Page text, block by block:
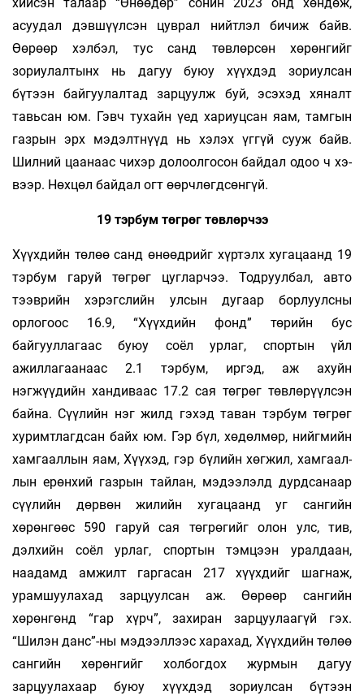
хийсэн талаар “Өнөөдөр” сонин 2023 онд хөндөж,
асуудал дэвшүүлсэн цуврал нийт­лэл бичиж байв.
Өөрөөр хэлбэл, тус санд төв­­лөр­­сөн хөрөнгийг
зориулалтынх нь дагуу буюу хүүхдэд зориулсан
бүтээн байгуулалтад зар­­цуулж буй, эсэхэд хяналт
тавьсан юм. Гэвч ту­­хайн үед хариуцсан яам, тамгын
газрын эрх мэдэлтнүүд нь хэлэх үггүй сууж байв.
Шилний цаа­­наас чихэр долоолгосон бай­­­­дал одоо ч хэ­
вээр. Нөхцөл байдал огт өөрч­­лөгд­­­сөнгүй.
19 тэрбум төгрөг төвлөрчээ
Хүүх­дийн тө­­­лөө санд өнөөдрийг хүртэлх хугацаанд 19
тэрбум гаруй төгрөг цуглар­чээ. Тод­­­руул­бал, авто
тээврийн хэрэгслийн ул­сын ду­­­­­­гаар бор­­луулсны
орлогоос 16.9, “Хүүхдийн фонд” тө­рийн бус
байгууллагаас буюу соёл ур­лаг, спортын үйл
ажиллагаанаас 2.1 тэрбум, ир­­­­­­гэд, аж ахуйн
нэгжүүдийн хандиваас 17.2 сая төг­­рөг төвлөрүүлсэн
байна. Сүүлийн нэг жилд гэ­­­­хэд таван тэрбум төгрөг
хуримтлагдсан байх юм. Гэр бүл, хөдөлмөр, нийгмийн
хамгааллын яам, Хүүхэд, гэр бүлийн хөгжил, хамгаал­
лын ерөн­­­­хий газрын тайлан, мэдээлэлд дурдса­наар
сүүлийн дөрвөн жилийн хугацаанд уг сан­­гийн
хөрөнгөөс 590 гаруй сая төгрөгийг олон улс, тив,
дэлхийн соёл урлаг, спортын тэмцээн урал­­даан,
наадамд амжилт гаргасан 217 хүүх­­дийг шаг­наж,
урамшуулахад зарцуулсан аж. Өө­рөөр сан­гийн
хөрөнгөнд “гар хүрч”, захиран зар­цуу­лаа­гүй гэх.
“Шилэн данс”-ны мэдээллээс ха­ра­­­­­хад, Хүүхдийн төлөө
сангийн хөрөн­гийг хол­бог­­­дох журмын дагуу
зарцуулахаар буюу хүүх­­­­дэд зориулсан бүтээн